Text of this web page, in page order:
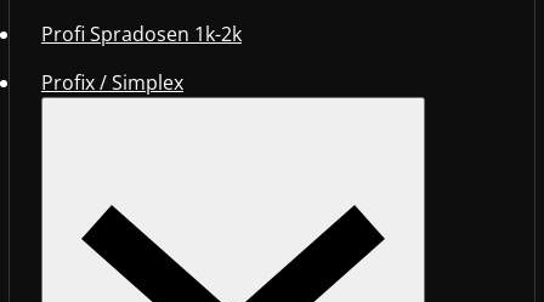
Profi Spradosen 1k-2k
Profix / Simplex